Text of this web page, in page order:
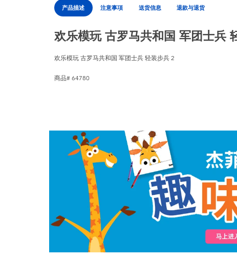
产品描述 注意事項 送货信息 退款与退货
欢乐模玩 古罗马共和国 军团士兵
欢乐模玩 古罗马共和国 军团士兵 轻装步兵 2
商品# 64780